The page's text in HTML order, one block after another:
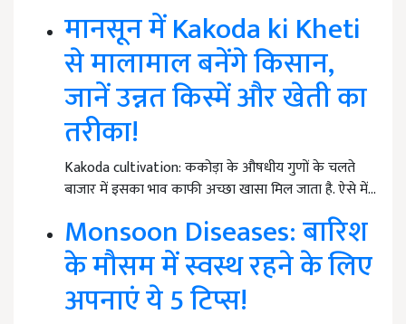
मानसून में Kakoda ki Kheti
से मालामाल बनेंगे किसान,
जानें उन्नत किस्में और खेती का
तरीका!
Kakoda cultivation: ककोड़ा के औषधीय गुणों के चलते
बाजार में इसका भाव काफी अच्छा खासा मिल जाता है. ऐसे में…
Monsoon Diseases: बारिश
के मौसम में स्वस्थ रहने के लिए
अपनाएं ये 5 टिप्स!